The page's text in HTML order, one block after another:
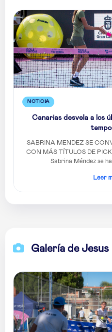
NOTICIA
Canarias desvela a los
SABRINA MENDEZ SE
CON MÁS TÍTULOS DE
Sabrina Méndez se
Leer
Galería de Jesus